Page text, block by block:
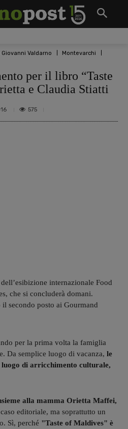
Giovanni Valdarno
Montevarchi
per il libro “Taste
e Claudia Stiatti
575
internazionale Food
che si concluderà domani.
secondo posto ai Gourmand
per la prima volta la famiglia
Da semplice luogo di vacanza, le
di arricchimento culturale,
alla mamma Orietta Maffei,
editoriale, ma soprattutto un
Sì, perché "Taste of Maldives" è